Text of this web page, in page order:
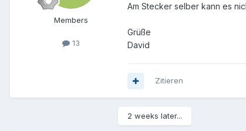
Members
13
Am Stecker selber kann es
Grüße
David
Zitieren
2 weeks later...